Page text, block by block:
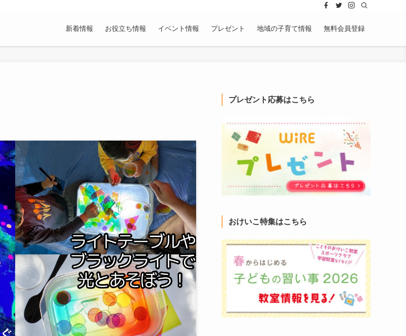
新着情報 お役立ち情報 イベント情報 プレゼント 地域の子育て情報 無料会員登録
プレゼント応募はこちら
おけいこ特集はこちら